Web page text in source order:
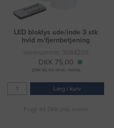
LED bloklys ude/inde 3 stk
hvid m/fjernbetjening
Varenummer: 3084255
DKK 75,00
(DKK 60,00 ekskl. moms)
Læg i kurv
Fragt 49 DKK inkl. moms